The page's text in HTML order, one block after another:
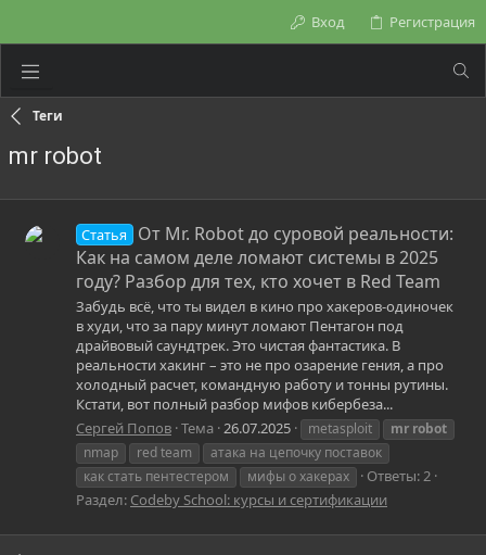
Вход Регистрация
Теги
mr robot
Статья
От Mr. Robot до суровой реальности:
Как на самом деле ломают системы в 2025
году? Разбор для тех, кто хочет в Red Team
Забудь всё, что ты видел в кино про хакеров-одиночек
в худи, что за пару минут ломают Пентагон под
драйвовый саундтрек. Это чистая фантастика. В
реальности хакинг – это не про озарение гения, а про
холодный расчет, командную работу и тонны рутины.
Кстати, вот полный разбор мифов кибербеза...
Сергей Попов Тема 26.07.2025 metasploit mr robot
nmap
red team
атака на цепочку поставок
как стать пентестером
мифы о хакерах
Ответы: 2
Раздел: Codeby School: курсы и сертификации